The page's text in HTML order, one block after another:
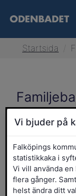
Startsida
13 juni
Vi bjuder på
Falköpings
statistikkaka i
Vi vill använda
flera gånger.
helst ändra ditt